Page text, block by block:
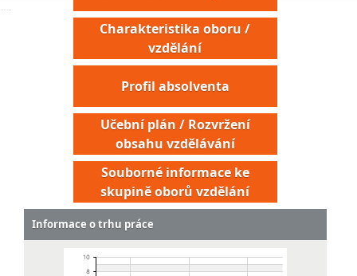
Charakteristika oboru /
vzdělání
Profil absolventa
Učební plán / Rozvržení
obsahu vzdělávání
Souborné informace ke
skupině oborů vzdělání
Informace o trhu práce